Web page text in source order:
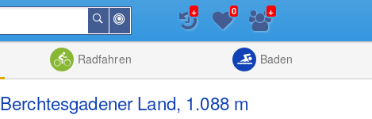
der
Suchen
Listenansicht
+ 0 +
Radfahren Baden
Land, 1.088 m